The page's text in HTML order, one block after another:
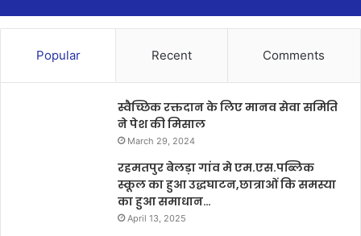
Popular Recent Comments
स्वैच्छिक रक्तदान के लिए मानव सेवा समिति
ने पेश की मिसाल
March 29, 2024
रहमतपुर बेलड़ा गांव मे एम.एस.पब्लिक
स्कूल का हुआ उद्धघाटन,छात्राओं कि समस्या
का हुआ समाधान…
April 13, 2025